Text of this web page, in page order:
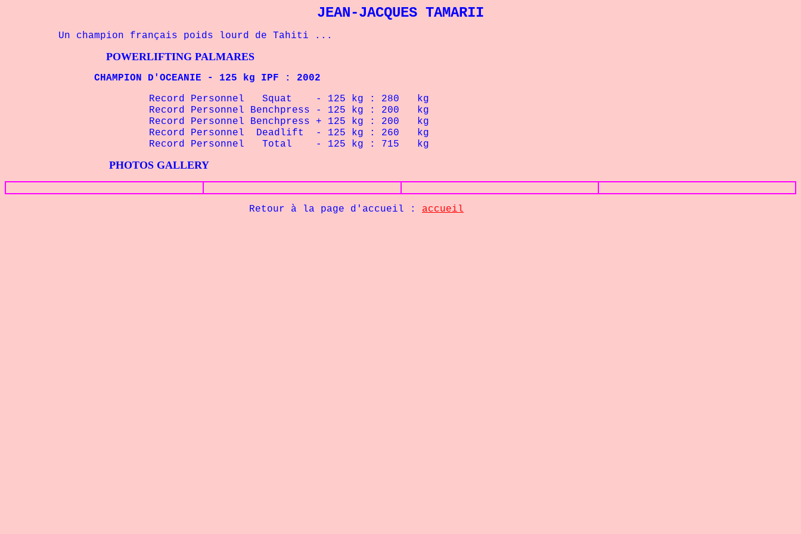
JEAN-JACQUES TAMARII
Un champion français poids lourd de Tahiti ...
POWERLIFTING PALMARES
CHAMPION D'OCEANIE - 125 kg IPF : 2002
Record Personnel Squat - 125 kg : 280 kg
Record Personnel Benchpress - 125 kg : 200 kg
Record Personnel Benchpress + 125 kg : 200 kg
Record Personnel Deadlift - 125 kg : 260 kg
Record Personnel Total - 125 kg : 715 kg
PHOTOS GALLERY
Retour à la page d'accueil : accueil